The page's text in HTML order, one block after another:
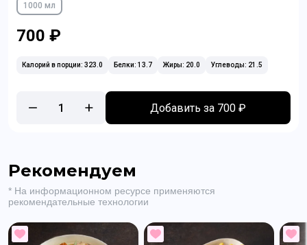
1000 мл
700 ₽
Калорий в порции: 323.0 Белки: 13.7 Жиры: 20.0 Углеводы: 21.5
1 Добавить за 700 ₽
Рекомендуем
* На информационном ресурсе применяются
рекомендательные технологии